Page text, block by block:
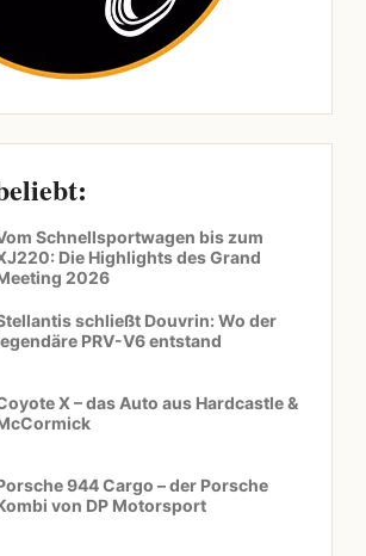
Schnellsportwagen bis zum
Die Highlights des Grand
2026
schließt Douvrin: Wo der
PRV-V6 entstand
X – das Auto aus Hardcastle &
944 Cargo – der Porsche
von DP Motorsport